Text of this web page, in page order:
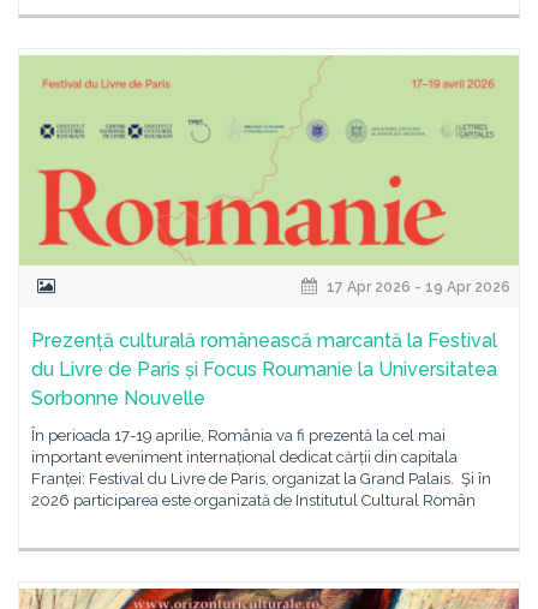
17 Apr 2026 - 19 Apr 2026
Prezență culturală românească marcantă la Festival
du Livre de Paris și Focus Roumanie la Universitatea
Sorbonne Nouvelle
În perioada 17-19 aprilie, România va fi prezentă la cel mai
important eveniment internațional dedicat cărții din capitala
Franței: Festival du Livre de Paris, organizat la Grand Palais. Şi în
2026 participarea este organizată de Institutul Cultural Român